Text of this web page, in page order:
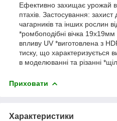
Ефективно захищає урожай
птахів. Застосування: захист
чагарників та інших рослин
*ромбоподібні вічка 19х19мм
впливу UV *виготовлена ​​з
тиску, що характеризується
в моделюванні та різанні
Приховати
Характеристики